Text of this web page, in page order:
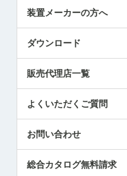
採用情報
国/地域/言語
エアマイクロセンサ製品
メトロールの技術
社員ブログ
中小企業のBCP地震対策
センサのテクニカルガイド
社長ブログ
装置メーカーの方へ
ダウンロード
販売代理店一覧
よくいただくご質問
お問い合わせ
総合カタログ無料請求